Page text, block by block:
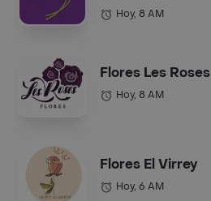
Hoy, 8 AM
Flores Les Roses
Hoy, 8 AM
Flores El Virrey
Hoy, 6 AM